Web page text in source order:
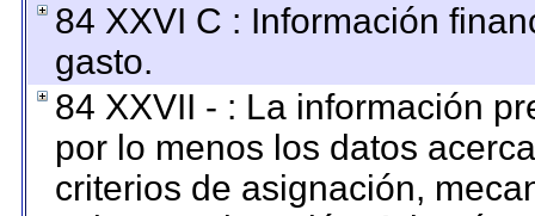
84 XXVI C : Información
gasto.
84 XXVII - : La información
por lo menos los datos
criterios de asignación,